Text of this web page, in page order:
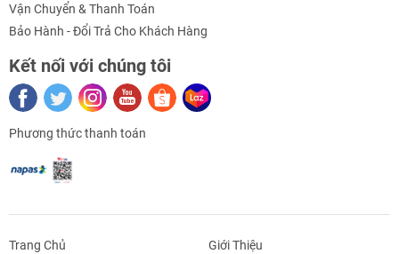
Vận Chuyển & Thanh Toán
Bảo Hành - Đổi Trả Cho Khách Hàng
Kết nối với chúng tôi
Phương thức thanh toán
Trang Chủ Giới Thiệu